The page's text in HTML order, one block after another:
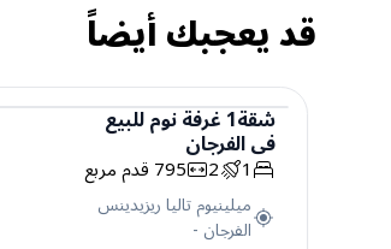
قد يعجبك أيضاً
شقة
شقة1غرفة نومللبيع
فيالفرجان
1
2
795قدم مربع
ميلينيوم تاليا ريزيدينس
الفرجان-